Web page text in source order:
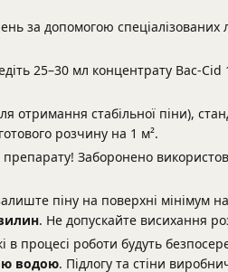
за допомогою
25–30 мл концентрату Bac-Cid
отримання стабільної піни),
розчину на 1 м².
Заборонено
піну на поверхні мінімум на
. Не допускайте висихання
в процесі роботи будуть
водою. Підлогу та стіни